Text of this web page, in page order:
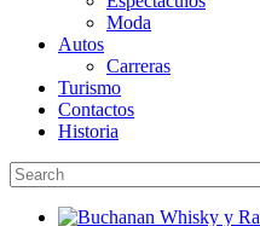
Moda
Autos
Carreras
Turismo
Contactos
Historia